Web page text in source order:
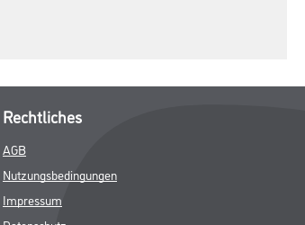
Rechtliches
AGB
Nutzungsbedingungen
Impressum